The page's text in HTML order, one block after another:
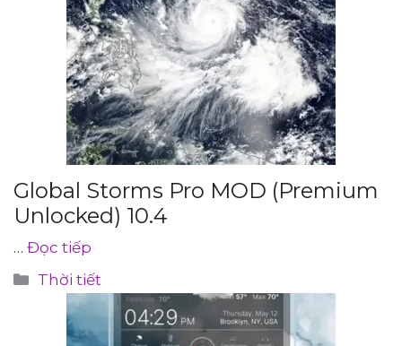
Global Storms Pro MOD (Premium
Unlocked) 10.4
… Đọc tiếp
Danh
mục
Thời tiết